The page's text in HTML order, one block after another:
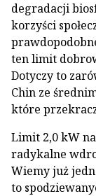
degradacji
korzyści
ten limit
Dotyczy to
Chin ze
które
Limit 2,0 kW
radykalne
Wiemy już
to